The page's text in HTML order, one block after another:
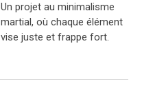
Un projet au minimalisme
martial, où chaque élément
vise juste et frappe fort.